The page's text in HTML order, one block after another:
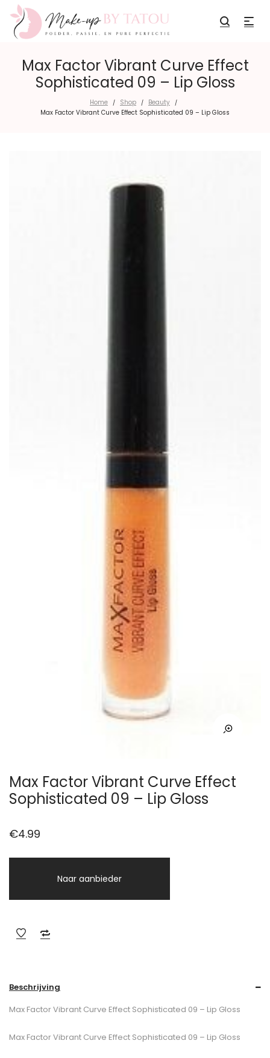
Max Factor Vibrant Curve Effect
Sophisticated 09 – Lip Gloss
Home / Shop / Beauty /
Max Factor Vibrant Curve Effect Sophisticated 09 – Lip Gloss
Max Factor Vibrant Curve Effect
Sophisticated 09 – Lip Gloss
€4.99
Naar aanbieder
Beschrijving
Max Factor Vibrant Curve Effect Sophisticated 09 – Lip Gloss
Max Factor Vibrant Curve Effect Sophisticated 09 – Lip Gloss